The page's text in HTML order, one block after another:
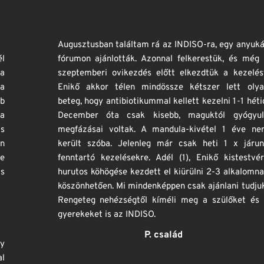
Augusztusban találtam rá az INDISO-ra, egy anyukás
fórumon ajánlották. Azonnal felkerestük, és még a
szeptemberi ovikezdés előtt elkezdtük a kezelést.
Enikő akkor télen mindössze kétszer lett olyan
beteg, hogy antibiotikummal kellett kezelni 1-1 hétig.
December óta csak kisebb, maguktól gyógyuló
megfázásai voltak. A mandula-kivétel 1 éve nem
került szóba. Jelenleg már csak heti 1 x járunk
fenntartó kezelésekre. Adél (1), Enikő kistestvére
hurutos köhögése kezdett el kiürülni 2-3 alkalomnak
köszönhetően. Mi mindenképpen csak ajánlani tudjuk!
Rengeteg nehézségtől kíméli meg a szülőket és a
gyerekeket is az INDISO.
P. család